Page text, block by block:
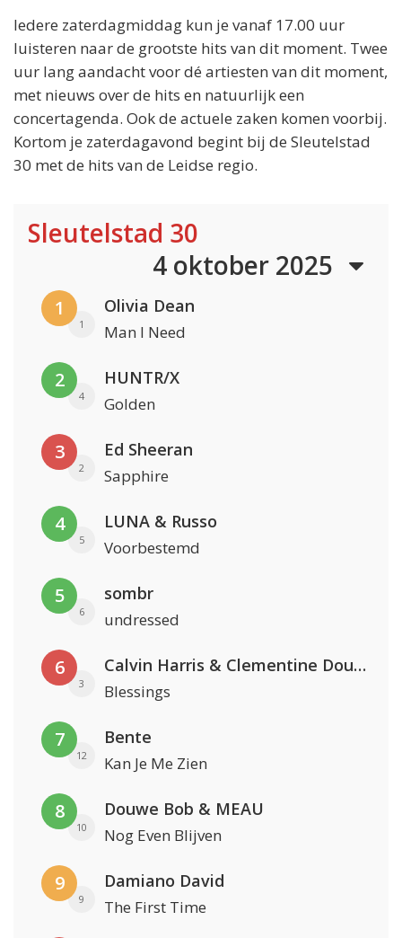
Iedere zaterdagmiddag kun je vanaf 17.00 uur
luisteren naar de grootste hits van dit moment. Twee
uur lang aandacht voor dé artiesten van dit moment,
met nieuws over de hits en natuurlijk een
concertagenda. Ook de actuele zaken komen voorbij.
Kortom je zaterdagavond begint bij de Sleutelstad
30 met de hits van de Leidse regio.
Sleutelstad 30
4 oktober 2025
1
1
Olivia Dean
Man I Need
2
4
HUNTR/X
Golden
3
2
Ed Sheeran
Sapphire
4
5
LUNA & Russo
Voorbestemd
5
6
sombr
undressed
6
3
Calvin Harris & Clementine Douglas
Blessings
7
12
Bente
Kan Je Me Zien
8
10
Douwe Bob & MEAU
Nog Even Blijven
9
9
Damiano David
The First Time